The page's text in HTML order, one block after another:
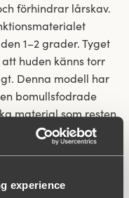
experience
förhindrar lårskav.
1–2 grader. Tyget
huden känns torr
Denna modell har
bomullsfodrade
material som resten
känsla.
kyler ned huden